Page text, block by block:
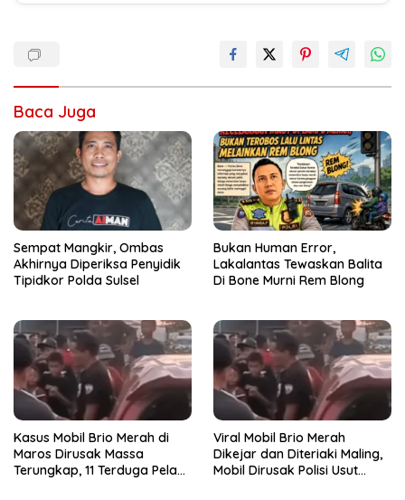
Baca Juga
Sempat Mangkir, Ombas
Akhirnya Diperiksa Penyidik
Tipidkor Polda Sulsel
Bukan Human Error,
Lakalantas Tewaskan Balita
Di Bone Murni Rem Blong
Kasus Mobil Brio Merah di
Maros Dirusak Massa
Terungkap, 11 Terduga Pelaku
Viral Mobil Brio Merah
Dikejar dan Diteriaki Maling,
Mobil Dirusak Polisi Usut